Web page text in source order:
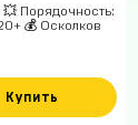
Порядочность:
💰 Осколков
Купить